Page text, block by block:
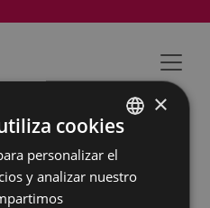
municipal
BASQUE
SPANISH
×
cookies
personalizar el
y analizar nuestro